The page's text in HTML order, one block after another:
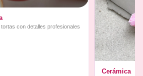
con detalles profesionales
Cerámica